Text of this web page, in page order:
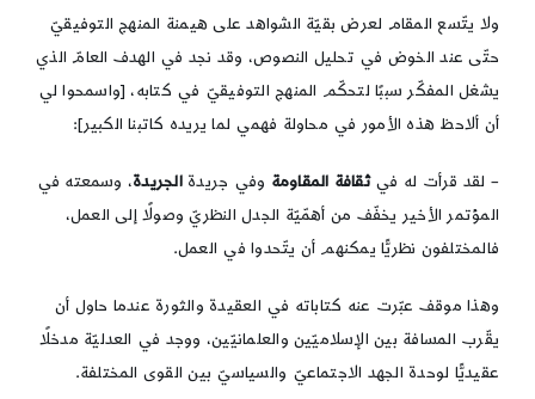
ولا يتّسع المقام لعرض بقيّة الشواهد على هيمنة المنهج التوفيقيّ
حتّى عند الخوض في تحليل النصوص، وقد نجد في الهدف العامّ الذي
يشغل المفكّر سببًا لتحكّم المنهج التوفيقيّ في كتابه، [واسمحوا لي
أن ألاحظ هذه الأمور في محاولة فهمي لما يريده كاتبنا الكبير]:
– لقد قرأت له فيثقافة المقاومة وفي جريدة الجريدة، وسمعته في
المؤتمر الأخير يخفّف من أهمّيّة الجدل النظريّ وصولًا إلى العمل،
فالمختلفون نظريًّا يمكنهم أن يتّحدوا في العمل.
وهذا موقف عبّرت عنه كتاباته في العقيدة والثورة عندما حاول أن
يقّرب المسافة بين الإسلاميّين والعلمانيّين، ووجد في العدليّة مدخلًا
عقيديًّا لوحدة الجهد الاجتماعيّ والسياسيّ بين القوى المختلفة.